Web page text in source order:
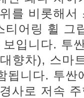
를 비롯해서
어링 휠 그
입니다. 투
향차), 스마
됩니다. 투싼
사로 저속